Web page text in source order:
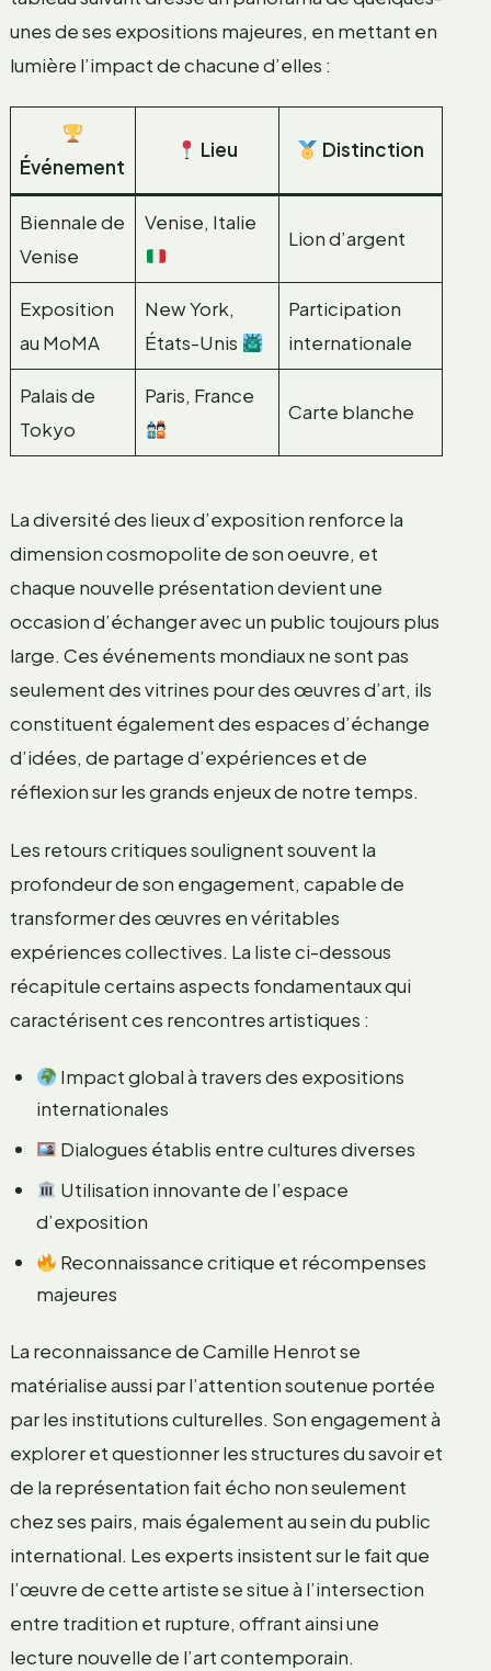
unes de ses expositions majeures, en mettant en
lumière l’impact de chacune d’elles :
Événement
Lieu Distinction
Biennale de
Venise
Venise, Italie
Lion d’argent
Exposition
au MoMA
New York,
États-Unis
Participation
internationale
Palais de
Tokyo
Paris, France
Carte blanche
La diversité des lieux d’exposition renforce la
dimension cosmopolite de son oeuvre, et
chaque nouvelle présentation devient une
occasion d’échanger avec un public toujours plus
large. Ces événements mondiaux ne sont pas
seulement des vitrines pour des œuvres d’art, ils
constituent également des espaces d’échange
d’idées, de partage d’expériences et de
réflexion sur les grands enjeux de notre temps.
Les retours critiques soulignent souvent la
profondeur de son engagement, capable de
transformer des œuvres en véritables
expériences collectives. La liste ci-dessous
récapitule certains aspects fondamentaux qui
caractérisent ces rencontres artistiques :
Impact global à travers des expositions
internationales
Dialogues établis entre cultures diverses
Utilisation innovante de l’espace
d’exposition
Reconnaissance critique et récompenses
majeures
La reconnaissance de Camille Henrot se
matérialise aussi par l’attention soutenue portée
par les institutions culturelles. Son engagement à
explorer et questionner les structures du savoir et
de la représentation fait écho non seulement
chez ses pairs, mais également au sein du public
international. Les experts insistent sur le fait que
l’œuvre de cette artiste se situe à l’intersection
entre tradition et rupture, offrant ainsi une
lecture nouvelle de l’art contemporain.